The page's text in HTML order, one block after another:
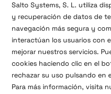
Política de
Salto Systems, S. L. utiliza
y recuperación de datos de
navegación más segura y
interactúan los usuarios con
mejorar nuestros servicios.
cookies haciendo clic en el
rechazar su uso pulsando en
Para más información, visita